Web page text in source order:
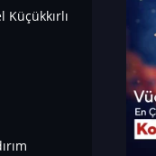
Küçükkırlı